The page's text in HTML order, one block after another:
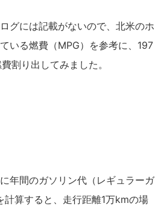
グには記載がないので、北米のホ
いる燃費（MPG）を参考に、197
割り出してみました。
年間のガソリン代（レギュラーガ
計算すると、走行距離1万kmの場